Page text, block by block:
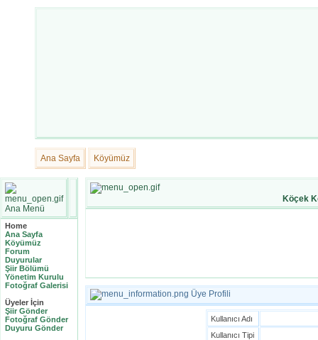
Ana Sayfa Köyümüz
Ana Menü
Home
Ana Sayfa
Köyümüz
Forum
Duyurular
Şiir Bölümü
Yönetim Kurulu
Fotoğraf Galerisi
Üyeler İçin
Şiir Gönder
Fotoğraf Gönder
Duyuru Gönder
Köçek
Üye Profili
Kullanıcı Adı
Kullanıcı Tipi